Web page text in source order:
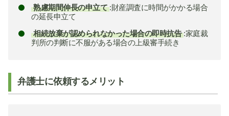
熟慮期間伸長の申立て :財産調査に時間がかかる場合
の延長申立て
相続放棄が認められなかった場合の即時抗告 :家庭裁
判所の判断に不服がある場合の上級審手続き
弁護士に依頼するメリット